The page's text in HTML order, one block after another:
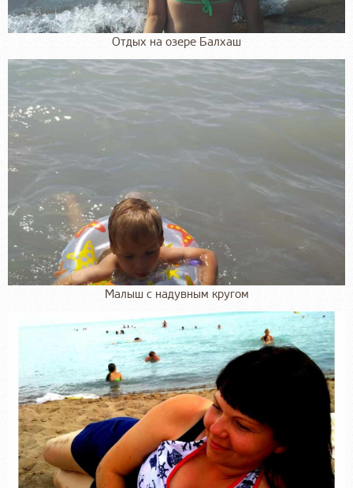
Отдых на озере Балхаш
Малыш с надувным кругом